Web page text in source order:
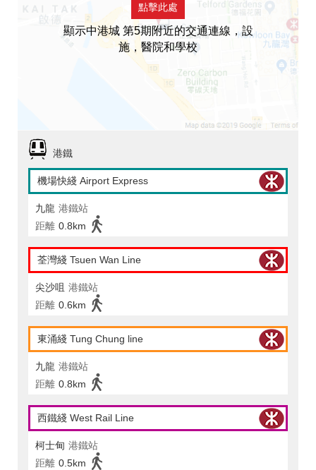
點擊此處
顯示中港城 第5期附近的交通連線，設
施，醫院和學校
港鐵
機場快綫 Airport Express
九龍 港鐵站
距離 0.8km
荃灣綫 Tsuen Wan Line
尖沙咀 港鐵站
距離 0.6km
東涌綫 Tung Chung line
九龍 港鐵站
距離 0.8km
西鐵綫 West Rail Line
柯士甸 港鐵站
距離 0.5km